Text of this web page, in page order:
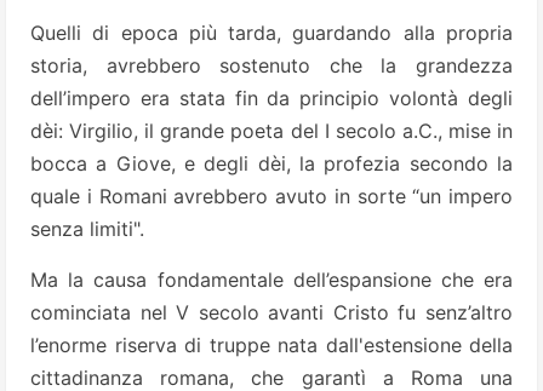
Quelli di epoca più tarda, guardando alla propria
storia, avrebbero sostenuto che la grandezza
dell’impero era stata fin da principio volontà degli
dèi: Virgilio, il grande poeta del I secolo a.C., mise in
bocca a Giove, e degli dèi, la profezia secondo la
quale i Romani avrebbero avuto in sorte “un impero
senza limiti".
Ma la causa fondamentale dell’espansione che era
cominciata nel V secolo avanti Cristo fu senz’altro
l’enorme riserva di truppe nata dall'estensione della
cittadinanza romana, che garantì a Roma una